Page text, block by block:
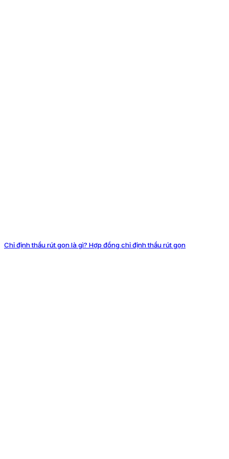
Chỉ định thầu rút gọn là gì? Hợp đồng chỉ định thầu rút gọn